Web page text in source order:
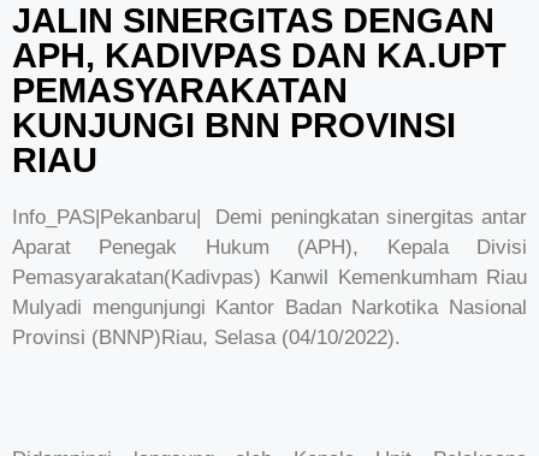
JALIN SINERGITAS DENGAN
APH, KADIVPAS DAN KA.UPT
PEMASYARAKATAN
KUNJUNGI BNN PROVINSI
RIAU
Info_PAS|Pekanbaru| Demi peningkatan sinergitas antar
Aparat Penegak Hukum (APH), Kepala Divisi
Pemasyarakatan(Kadivpas) Kanwil Kemenkumham Riau
Mulyadi mengunjungi Kantor Badan Narkotika Nasional
Provinsi (BNNP)Riau, Selasa (04/10/2022).